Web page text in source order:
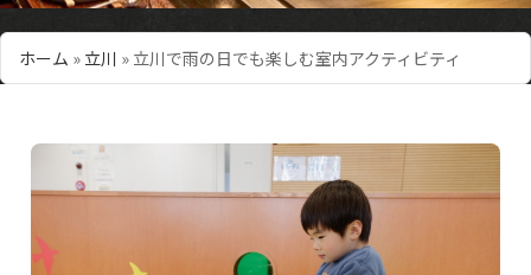
ホーム » 立川 » 立川で雨の日でも楽しむ室内アクティビティ